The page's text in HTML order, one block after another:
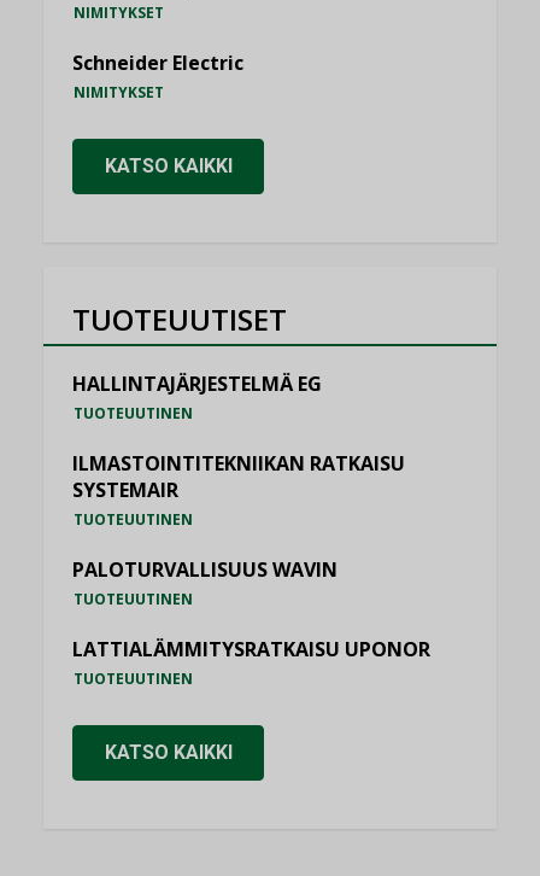
NIMITYKSET
Schneider Electric
NIMITYKSET
KATSO KAIKKI
TUOTEUUTISET
HALLINTAJÄRJESTELMÄ EG
TUOTEUUTINEN
ILMASTOINTITEKNIIKAN RATKAISU
SYSTEMAIR
TUOTEUUTINEN
PALOTURVALLISUUS WAVIN
TUOTEUUTINEN
LATTIALÄMMITYSRATKAISU UPONOR
TUOTEUUTINEN
KATSO KAIKKI